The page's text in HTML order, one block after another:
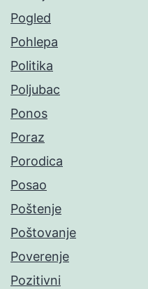
Pogled
Pohlepa
Politika
Poljubac
Ponos
Poraz
Porodica
Posao
Poštenje
Poštovanje
Poverenje
Pozitivni